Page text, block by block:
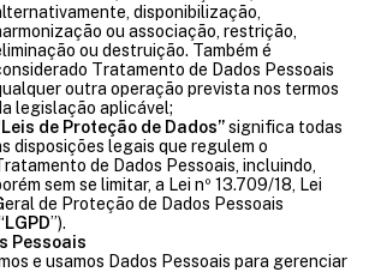
disponibilização,
ou associação, restrição,
ou destruição. Também é
Tratamento de Dados Pessoais
outra operação prevista nos termos
legislação aplicável;
de Proteção de Dados”significa todas
disposições legais que regulem o
de Dados Pessoais, incluindo,
sem se limitar, a Lei nº 13.709/18, Lei
de Proteção de Dados Pessoais
LGPD”).
Pessoais
e usamos Dados Pessoais para gerenciar